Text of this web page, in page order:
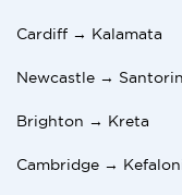
Cardiff → Kalamata
Newcastle → Santorin
Brighton → Kreta
Cambridge →